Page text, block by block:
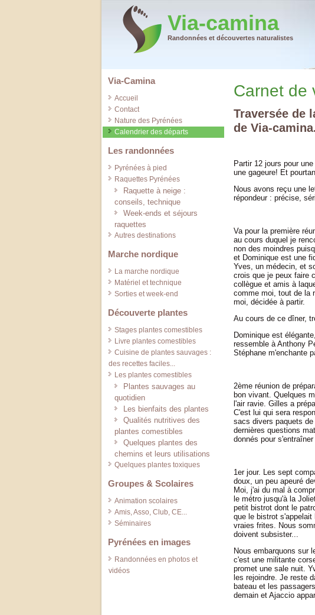
Via-camina
Randonnées et découvertes naturalistes
Via-Camina
Accueil
Contact
Nature des Pyrénées
Calendrier des départs
Les randonnées
Pyrénées à pied
Raquettes Pyrénées
Raquette à neige :
conseils, technique
Week-ends et séjours
raquettes
Autres destinations
Marche nordique
La marche nordique
Matériel et technique
Sorties et week-end
Découverte plantes
Stages plantes comestibles
Livre plantes comestibles
Cuisine de plantes sauvages :
des recettes faciles...
Les plantes comestibles
Plantes sauvages au
quotidien
Les bienfaits des plantes
Qualités nutritives des
plantes comestibles
Quelques plantes des
chemins et leurs utilisations
Quelques plantes toxiques
Groupes & Scolaires
Animation scolaires
Amis, Asso, Club, CE...
Séminaires
Pyrénées en images
Randonnées en photos et
vidéos
Carnet de
Traversée de
de Via-
Partir 12 jours pour
une gageure! Et
Nous avons reçu une
répondeur : précise,
Va pour la première
au cours duquel je
non des moindres
et Dominique est une
Yves, un médecin, et
crois que je peux faire
collègue et amis à
comme moi, tout de la
moi, décidée à partir.
Au cours de ce dîner,
Dominique est
ressemble à Anthony
Stéphane m'enchante
2ème réunion de
bon vivant. Quelques
l'air ravie. Gilles a
C'est lui qui sera
sacs divers paquets
dernières questions
donnés pour
1er jour. Les sept
doux, un peu apeuré
Moi, j'ai du mal à
le métro jusqu'à la
petit bistrot dont le
que le bistrot
vraies frites. Nous
doivent subsister...
Nous embarquons sur
c'est une militante
promet une sale nuit.
les rejoindre. Je reste
bateau et les
demain et Ajaccio